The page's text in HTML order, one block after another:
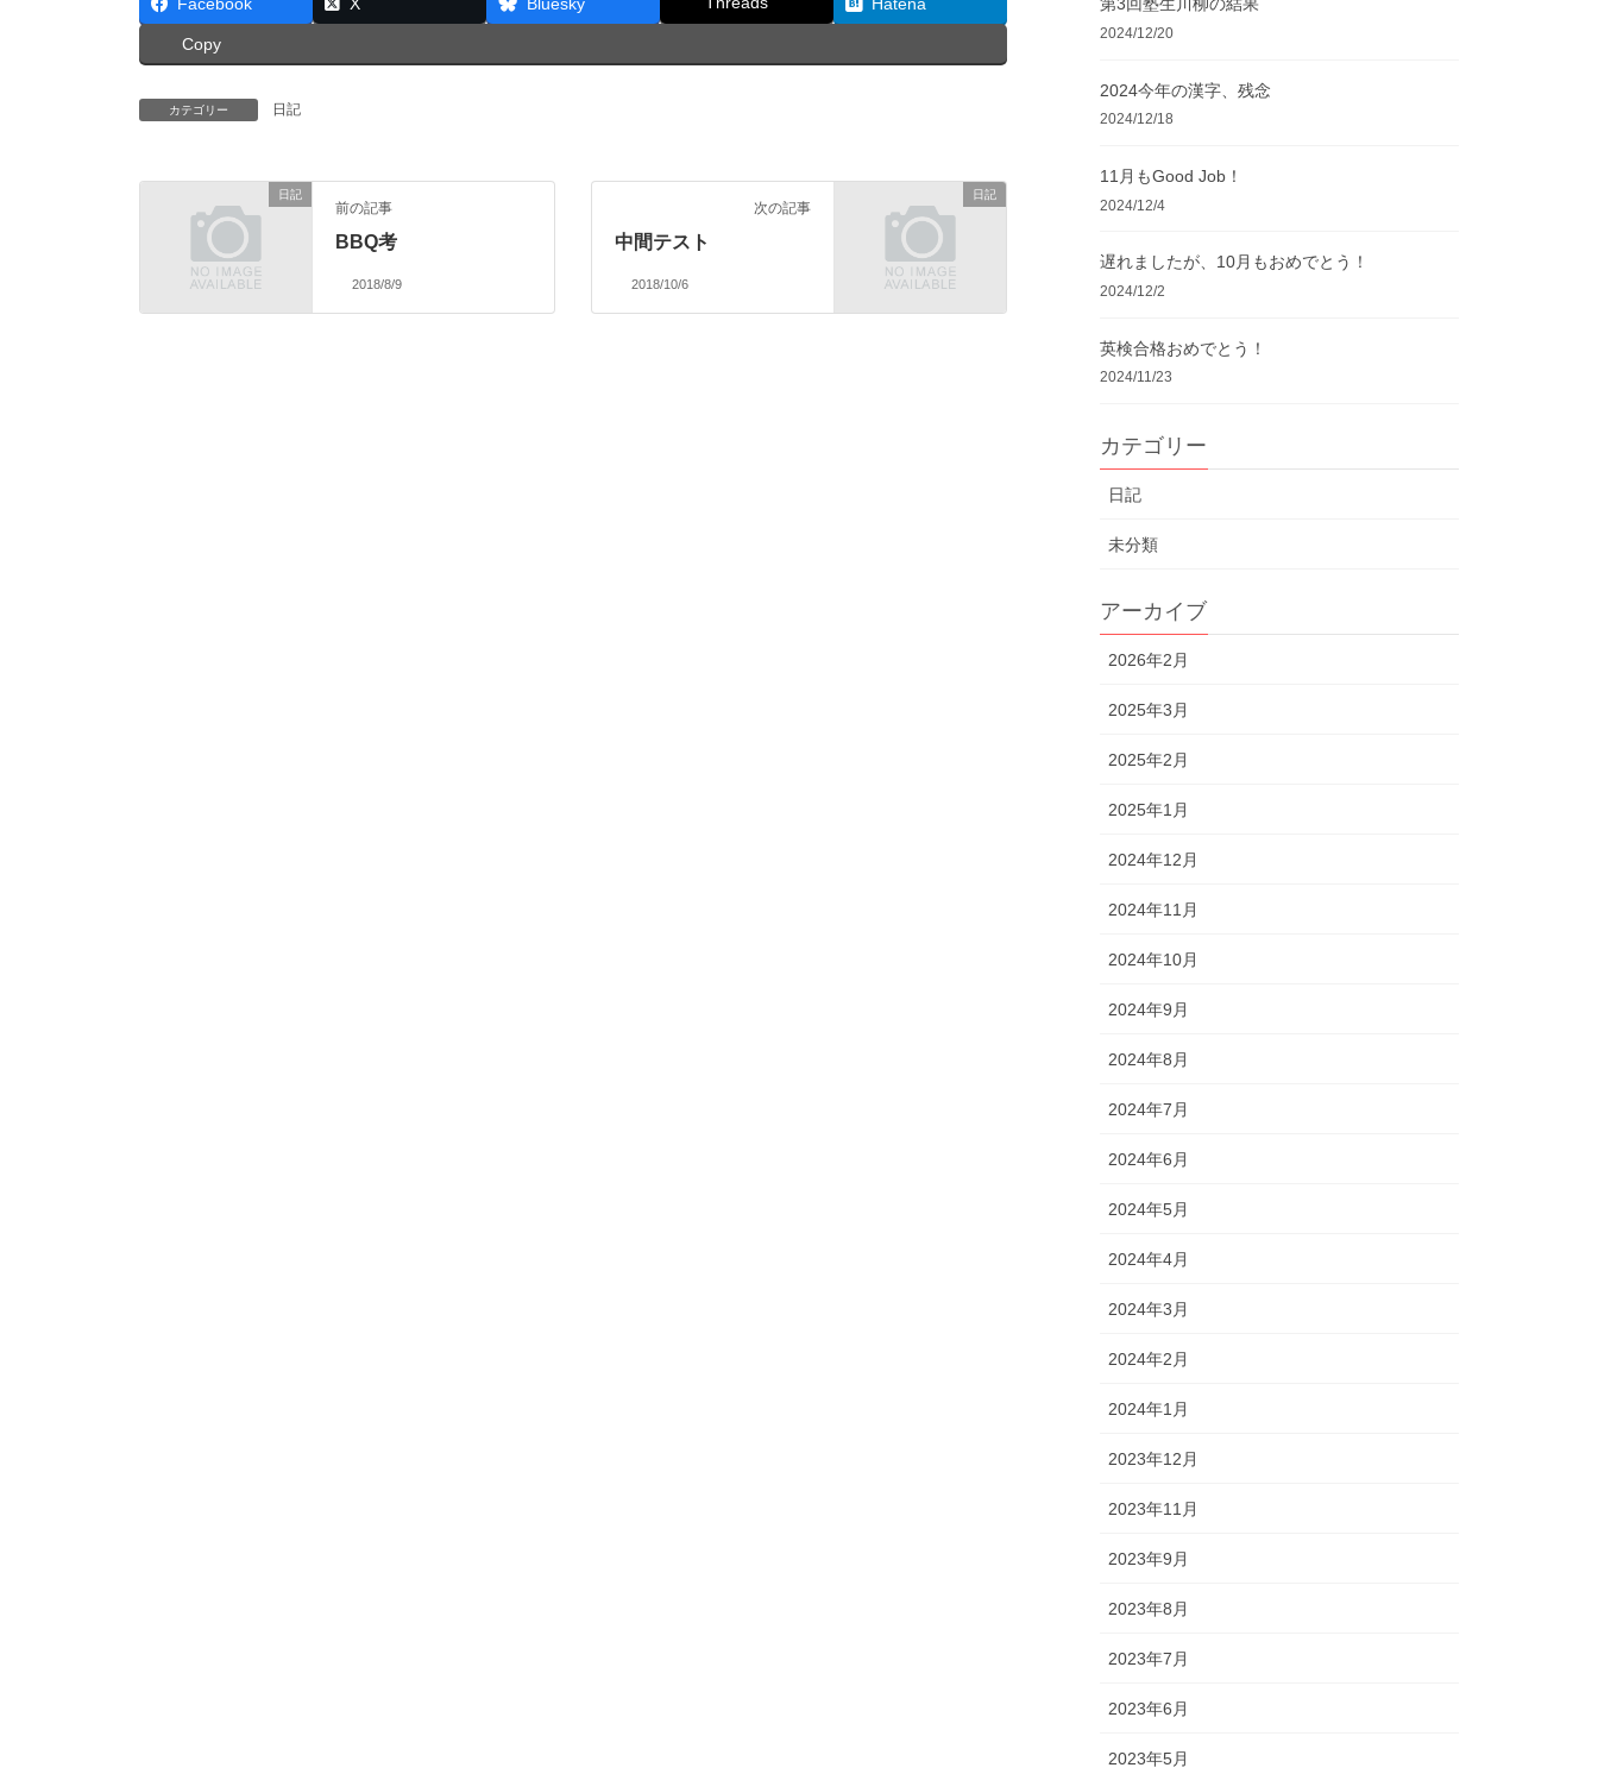
Copy
カテゴリー 日記
日記
前の記事
BBQ考
2018/8/9
日記
次の記事
中間テスト
2018/10/6
2024/12/20
2024今年の漢字、残念
2024/12/18
11月もGood Job！
2024/12/4
遅れましたが、10月もおめでとう！
2024/12/2
英検合格おめでとう！
2024/11/23
カテゴリー
日記
未分類
アーカイブ
2026年2月
2025年3月
2025年2月
2025年1月
2024年12月
2024年11月
2024年10月
2024年9月
2024年8月
2024年7月
2024年6月
2024年5月
2024年4月
2024年3月
2024年2月
2024年1月
2023年12月
2023年11月
2023年9月
2023年8月
2023年7月
2023年6月
2023年5月